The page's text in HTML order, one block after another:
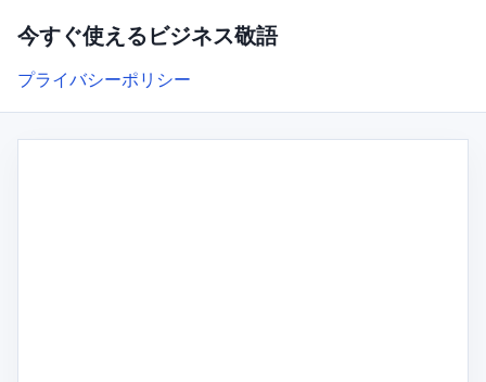
今すぐ使えるビジネス敬語
プライバシーポリシー